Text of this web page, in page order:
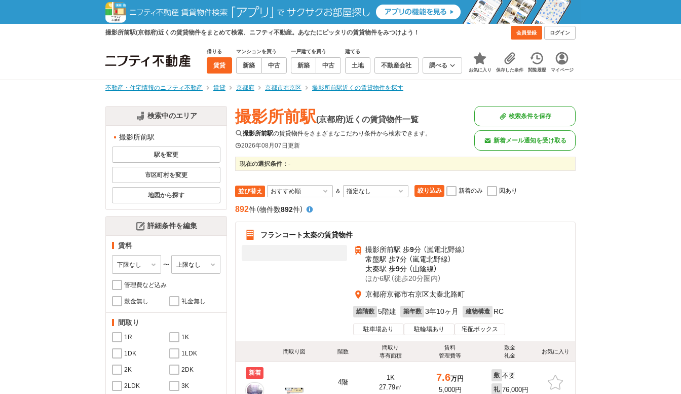
撮影所前駅(京都府)近くの賃貸物件をまとめて検索、ニフティ不動産。あなたにピッタリの賃貸物件をみつけよう！ 会員登録 ログイン
借りる
賃貸
マンションを買う
新築 中古
一戸建てを買う
新築 中古
建てる
土地 不動産会社 調べる
お気に入り 保存した条件 閲覧履歴 マイページ
不動産・住宅情報のニフティ不動産 賃貸 京都府 京都市右京区 撮影所前駅近くの賃貸物件を探す
検索中のエリア
撮影所前駅
駅を変更
市区町村を変更
地図から探す
詳細条件を編集
賃料
〜
管理費など込み
敷金無し 礼金無し
間取り
1R 1K
1DK 1LDK
2K 2DK
2LDK 3K
撮影所前駅(京都府)近くの賃貸物件一覧
撮影所前駅の賃貸物件をさまざまなこだわり条件から検索できます。
2026年08月07日更新
検索条件を保存
新着メール通知を受け取る
現在の選択条件： -
並び替え ＆ 絞り込み 新着のみ 図あり
892件（物件数892件）
フランコート太秦の賃貸物件
撮影所前駅 歩9分 （嵐電北野線）
常盤駅 歩7分 （嵐電北野線）
太秦駅 歩9分 （山陰線）
ほか6駅（徒歩20分圏内）
京都府京都市右京区太秦北路町
総階数 5階建 築年数 3年10ヶ月 建物構造 RC
駐車場あり 駐輪場あり 宅配ボックス
間取り図 階数
間取り
専有面積
賃料
管理費等
敷金
礼金
お気に入り
新着
4階
1K
27.79㎡
7.6万円
5,000円
敷 不要
礼 76,000円